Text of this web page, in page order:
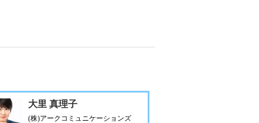
大里 真理子
(株)アークコミュニケーションズ